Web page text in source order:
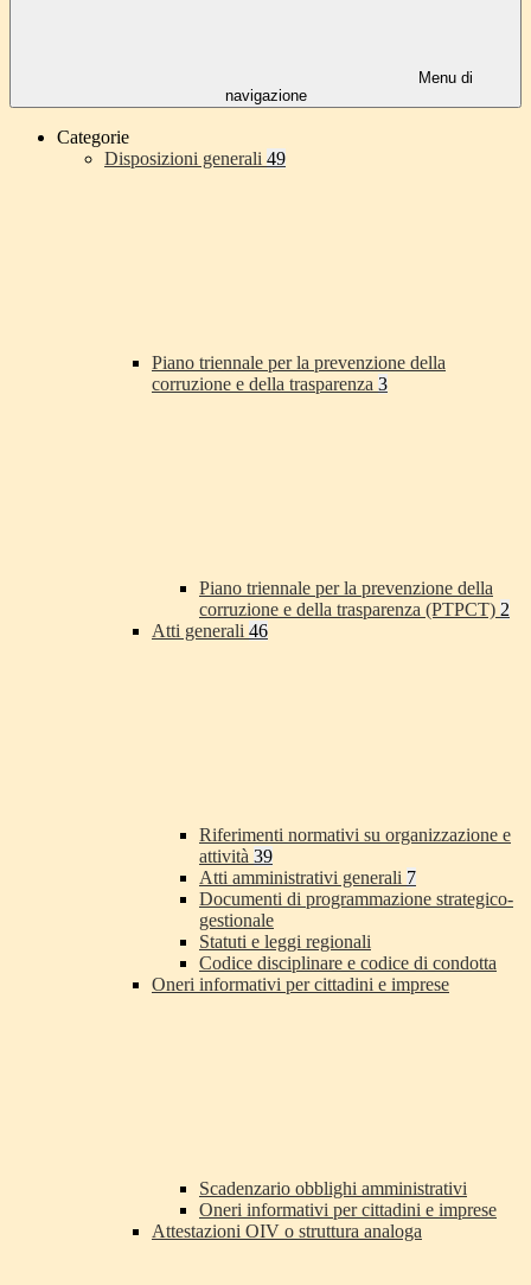
Menu di
navigazione
Categorie
Disposizioni generali 49
Piano triennale per la prevenzione della
corruzione e della trasparenza 3
Piano triennale per la prevenzione della
corruzione e della trasparenza (PTPCT) 2
Atti generali 46
Riferimenti normativi su organizzazione e
attività 39
Atti amministrativi generali 7
Documenti di programmazione strategico-
gestionale
Statuti e leggi regionali
Codice disciplinare e codice di condotta
Oneri informativi per cittadini e imprese
Scadenzario obblighi amministrativi
Oneri informativi per cittadini e imprese
Attestazioni OIV o struttura analoga